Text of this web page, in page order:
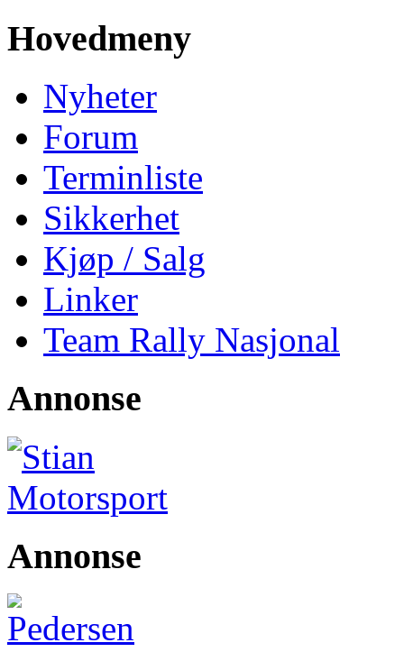
Hovedmeny
Nyheter
Forum
Terminliste
Sikkerhet
Kjøp / Salg
Linker
Team Rally Nasjonal
Annonse
Annonse